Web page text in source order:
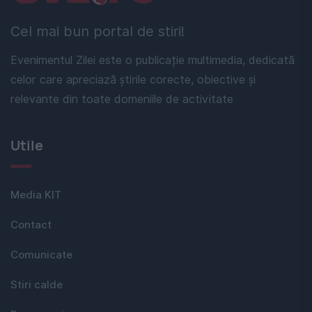
Cel mai bun portal de stiri!
Evenimentul Zilei este o publicație multimedia, dedicată
celor care apreciază știrile corecte, obiective și
relevante din toate domeniile de activitate
Utile
Media KIT
Contact
Comunicate
Stiri calde